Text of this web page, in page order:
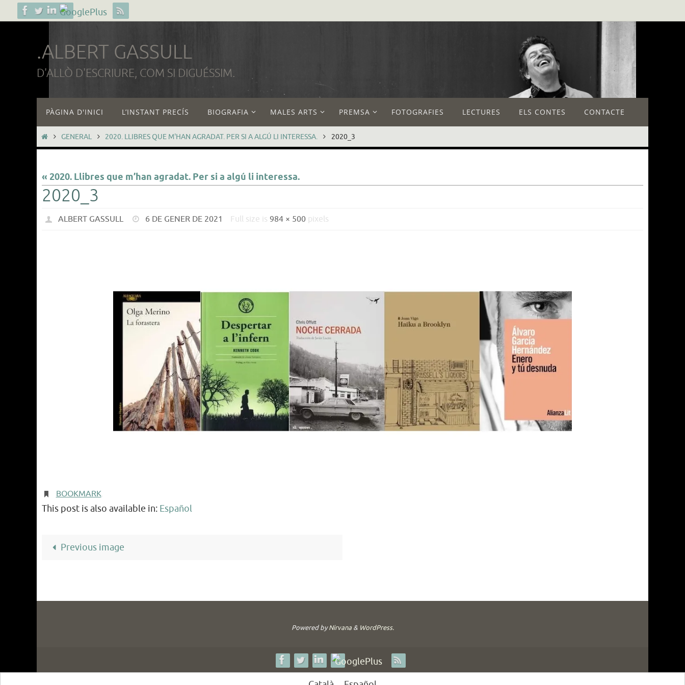
to
.ALBERT GASSULL
D'ALLÒ D'ESCRIURE, COM SI DIGUÉSSIM.
content
PÀGINA D'INICI L’INSTANT PRECÍS BIOGRAFIA MALES ARTS PREMSA FOTOGRAFIES LECTURES ELS CONTES CONTACTE
HOMEGENERAL 2020. LLIBRES QUE M'HAN AGRADAT. PER SI A ALGÚ LI INTERESSA. 2020_3
« 2020. Llibres que m’han agradat. Per si a algú li interessa.
2020_3
ALBERT GASSULL 6 DE GENER DE 2021 Full size is 984 × 500 pixels
BOOKMARK.
This post is also available in: Español
Previous image
Powered byNirvana& WordPress.